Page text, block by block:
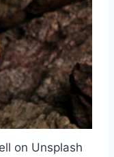
on Unsplash